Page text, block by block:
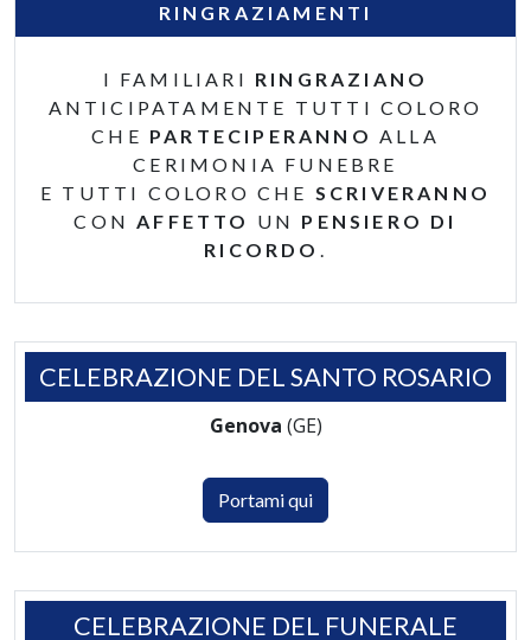
RINGRAZIAMENTI
I FAMILIARI RINGRAZIANO
ANTICIPATAMENTE TUTTI COLORO
CHE PARTECIPERANNO ALLA
CERIMONIA FUNEBRE
E TUTTI COLORO CHE SCRIVERANNO
CONAFFETTO UN PENSIERO DI
RICORDO .
CELEBRAZIONE DEL SANTO ROSARIO
Genova (GE)
Portami qui
CELEBRAZIONE DEL FUNERALE